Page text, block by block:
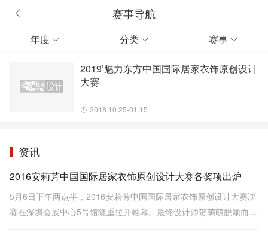
赛事导航
年度  分类  赛事 
2019’魅力东方中国国际居家衣饰原创设计
大赛
2018.10.25-01.15
资讯
2016安莉芳中国国际居家衣饰原创设计大赛各奖项出炉
5月6日下午两点半，2016安莉芳中国国际居家衣饰原创设计大赛决
赛在深圳会展中心5号馆隆重拉开帷幕。最终设计师贺萌萌脱颖而